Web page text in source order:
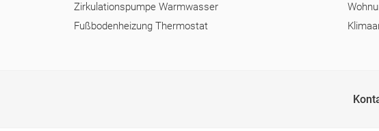
Zirkulationspumpe Warmwasser
Fußbodenheizung Thermostat